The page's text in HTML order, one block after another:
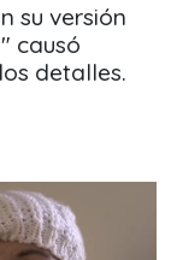
su versión
causó
detalles.